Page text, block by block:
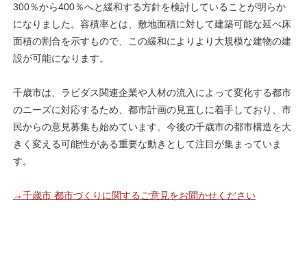
300％から400％へと緩和する方針を検討していることが明らか
になりました。容積率とは、敷地面積に対して建築可能な延べ床
面積の割合を示すもので、この緩和によりより大規模な建物の建
設が可能になります。
千歳市は、ラピダス関連企業や人材の流入によって変化する都市
のニーズに対応するため、都市計画の見直しに着手しており、市
民からの意見募集も始めています。今後の千歳市の都市構造を大
きく変える可能性がある重要な動きとして注目が集まっていま
す。
→千歳市 都市づくりに関するご意見をお聞かせください